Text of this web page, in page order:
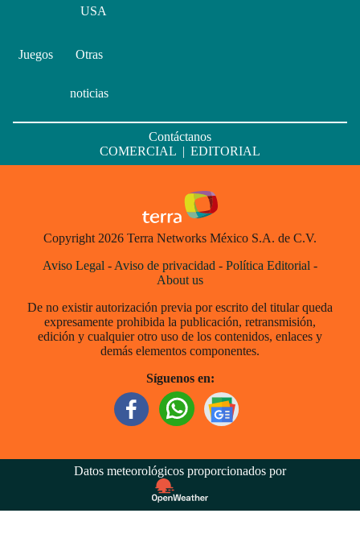
USA
Juegos Otras
noticias
Contáctanos
COMERCIAL | EDITORIAL
Copyright 2026 Terra Networks México S.A. de C.V.
Aviso Legal - Aviso de privacidad - Política Editorial -
About us
De no existir autorización previa por escrito del titular queda
expresamente prohibida la publicación, retransmisión,
edición y cualquier otro uso de los contenidos, enlaces y
demás elementos componentes.
Síguenos en:
Datos meteorológicos proporcionados por